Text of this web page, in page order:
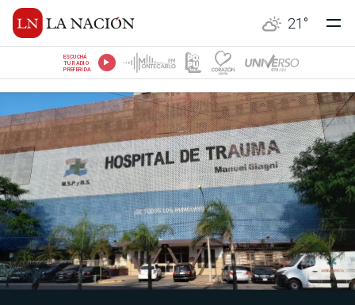
21 °
ESCUCHÁ
TU RADIO
PREFERIDA